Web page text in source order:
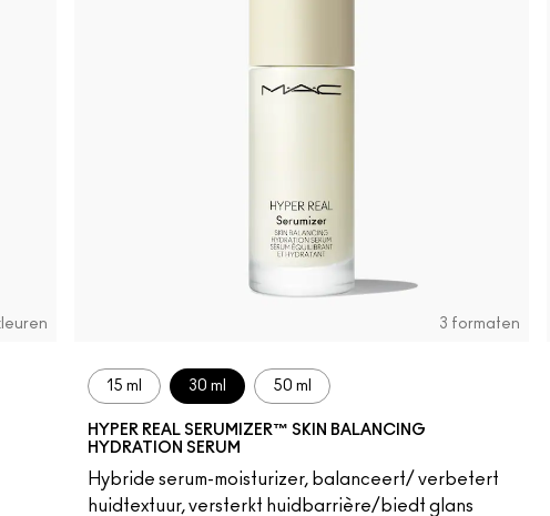
3 formaten
15 ml 30 ml 50 ml
HYPER REAL SERUMIZER™ SKIN BALANCING
HYDRATION SERUM
Hybride serum-moisturizer, balanceert/ verbetert
huidtextuur, versterkt huidbarrière/biedt glans